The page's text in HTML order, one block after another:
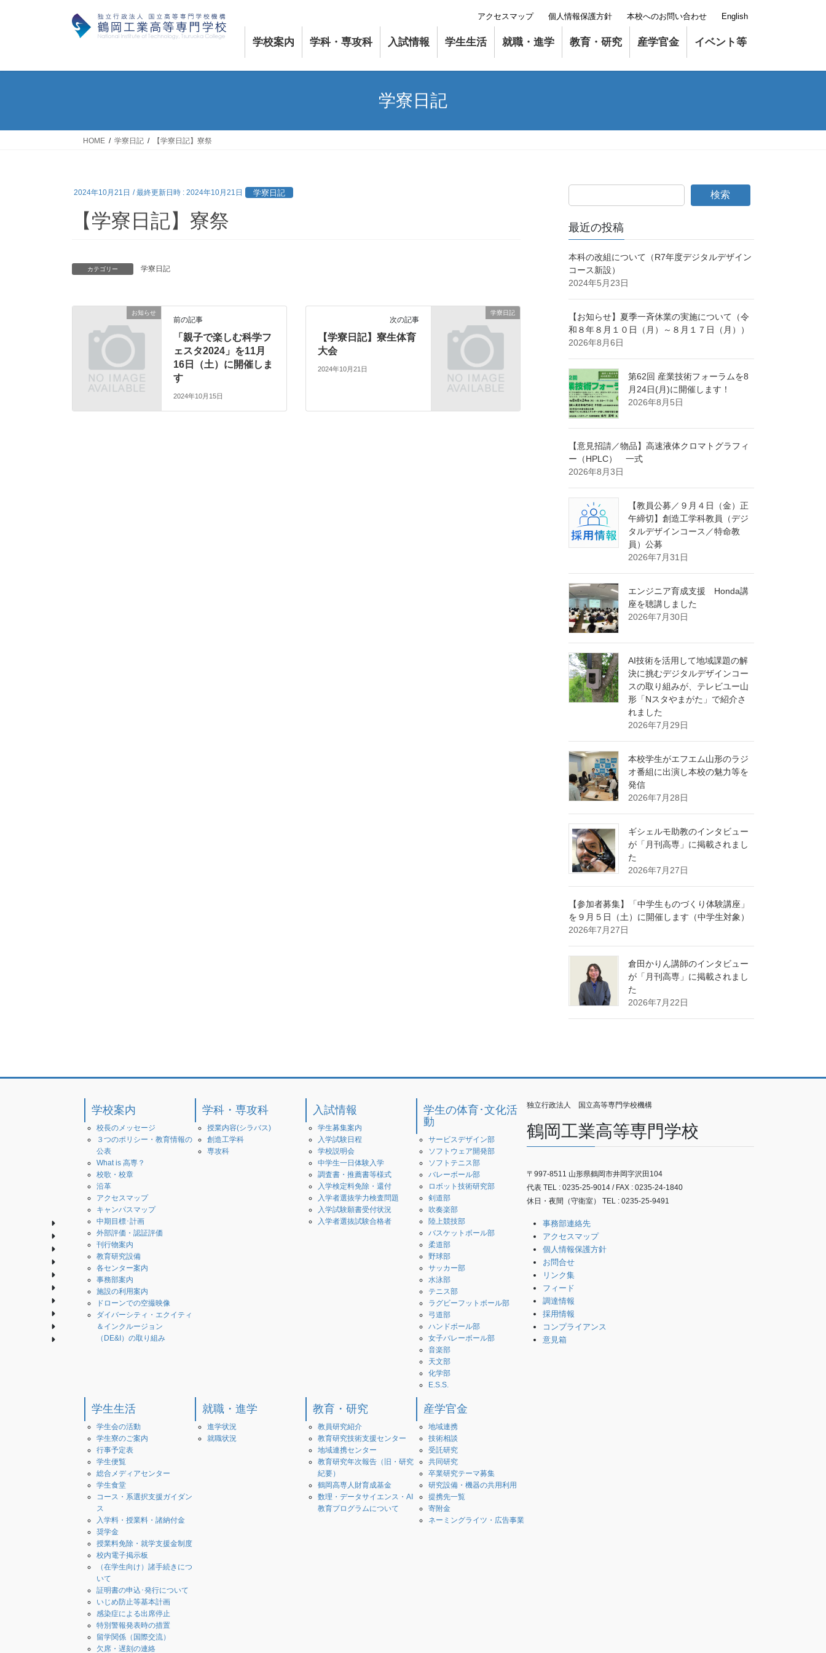
アクセスマップ 個人情報保護方針 本校へのお問い合わせ English
学校案内 学科・専攻科 入試情報 学生生活 就職・進学 教育・研究 産学官金 イベント等
学寮日記
HOME 学寮日記 【学寮日記】寮祭
2024年10月21日 / 最終更新日時 : 2024年10月21日 学寮日記
【学寮日記】寮祭
カテゴリー 学寮日記
お知らせ
前の記事
「親子で楽しむ科学フ
ェスタ2024」を11月
16日（土）に開催しま
す
2024年10月15日
学寮日記
次の記事
【学寮日記】寮生体育
大会
2024年10月21日
検索
最近の投稿
本科の改組について（R7年度デジタルデザイン
コース新設）
2024年5月23日
【お知らせ】夏季一斉休業の実施について（令
和８年８月１０日（月）～８月１７日（月））
2026年8月6日
第62回 産業技術フォーラムを8
月24日(月)に開催します！
2026年8月5日
【意見招請／物品】高速液体クロマトグラフィ
ー（HPLC） 一式
2026年8月3日
【教員公募／９月４日（金）正
午締切】創造工学科教員（デジ
タルデザインコース／特命教
員）公募
2026年7月31日
エンジニア育成支援 Honda講
座を聴講しました
2026年7月30日
AI技術を活用して地域課題の解
決に挑むデジタルデザインコー
スの取り組みが、テレビユー山
形「Nスタやまがた」で紹介さ
れました
2026年7月29日
本校学生がエフエム山形のラジ
オ番組に出演し本校の魅力等を
発信
2026年7月28日
ギシェルモ助教のインタビュー
が「月刊高専」に掲載されまし
た
2026年7月27日
【参加者募集】「中学生ものづくり体験講座」
を９月５日（土）に開催します（中学生対象）
2026年7月27日
倉田かりん講師のインタビュー
が「月刊高専」に掲載されまし
た
2026年7月22日
学校案内
校長のメッセージ
３つのポリシー・教育情報の
公表
What is 高専？
校歌・校章
沿革
アクセスマップ
キャンパスマップ
中期目標･計画
外部評価・認証評価
刊行物案内
教育研究設備
各センター案内
事務部案内
施設の利用案内
ドローンでの空撮映像
ダイバーシティ・エクイティ
＆インクルージョン
（DE&I）の取り組み
学科・専攻科
授業内容(シラバス)
創造工学科
専攻科
入試情報
学生募集案内
入学試験日程
学校説明会
中学生一日体験入学
調査書・推薦書等様式
入学検定料免除・還付
入学者選抜学力検査問題
入学試験願書受付状況
入学者選抜試験合格者
学生の体育･文化活
動
サービスデザイン部
ソフトウェア開発部
ソフトテニス部
バレーボール部
ロボット技術研究部
剣道部
吹奏楽部
陸上競技部
バスケットボール部
柔道部
野球部
サッカー部
水泳部
テニス部
ラグビーフットボール部
弓道部
ハンドボール部
女子バレーボール部
音楽部
天文部
化学部
E.S.S.
学生生活
学生会の活動
学生寮のご案内
行事予定表
学生便覧
総合メディアセンター
学生食堂
コース・系選択支援ガイダン
ス
入学料・授業料・諸納付金
奨学金
授業料免除・就学支援金制度
校内電子掲示板
（在学生向け）諸手続きにつ
いて
証明書の申込･発行について
いじめ防止等基本計画
感染症による出席停止
特別警報発表時の措置
留学関係（国際交流）
欠席・遅刻の連絡
就職・進学
進学状況
就職状況
教育・研究
教員研究紹介
教育研究技術支援センター
地域連携センター
教育研究年次報告（旧・研究
紀要）
鶴岡高専人財育成基金
数理・データサイエンス・AI
教育プログラムについて
産学官金
地域連携
技術相談
受託研究
共同研究
卒業研究テーマ募集
研究設備・機器の共用利用
提携先一覧
寄附金
ネーミングライツ・広告事業
独立行政法人 国立高等専門学校機構
鶴岡工業高等専門学校
〒997-8511 山形県鶴岡市井岡字沢田104
代表 TEL : 0235-25-9014 / FAX : 0235-24-1840
休日・夜間（守衛室） TEL : 0235-25-9491
事務部連絡先
アクセスマップ
個人情報保護方針
お問合せ
リンク集
フィード
調達情報
採用情報
コンプライアンス
意見箱